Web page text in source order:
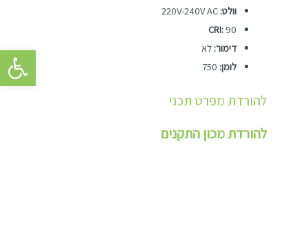
פתח
וולט: 220V-240V AC
CRI: 90
דימור: לא
לומן: 750
להורדת מפרט תכני
להורדת מכון התקנים